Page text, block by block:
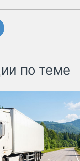
по теме